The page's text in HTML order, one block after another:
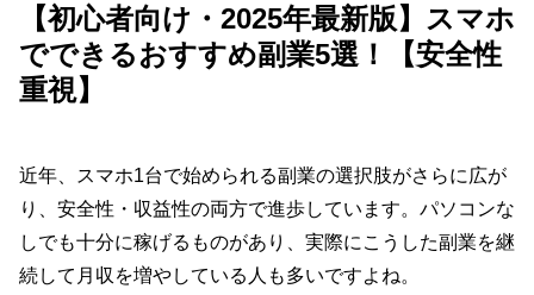
【初心者向け・2025年最新版】スマホ
でできるおすすめ副業5選！【安全性
重視】
近年、スマホ1台で始められる副業の選択肢がさらに広が
り、安全性・収益性の両方で進歩しています。パソコンな
しでも十分に稼げるものがあり、実際にこうした副業を継
続して月収を増やしている人も多いですよね。